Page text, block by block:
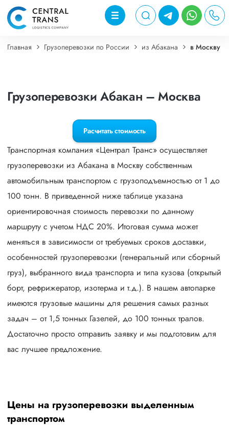
Главная Грузоперевозки по России из Абакана в Москву
Грузоперевозки Абакан – Москва
Расчитать стоимость
Транспортная компания «Централ Транс» осуществляет
грузоперевозки из Абакана в Москву собственным
автомобильным транспортом с грузоподъемностью от 1 до
100 тонн. В приведенной ниже таблице указана
ориентировочная стоимость перевозки по данному
маршруту с учетом НДС 20%. Итоговая сумма может
меняться в зависимости от требуемых сроков доставки,
особенностей грузоперевозки (генеральный или сборный
груз), выбранного вида транспорта и типа кузова (открытый
борт, рефрижератор, изотерма и т.д.). В нашем автопарке
имеются грузовые машины для решения самых разных
задач – от 1,5 тонных Газелей, до 100 тонных тралов.
Достаточно просто отправить заявку и мы подготовим для
вас лучшее предложение.
Цены на грузоперевозки выделенным
транспортом